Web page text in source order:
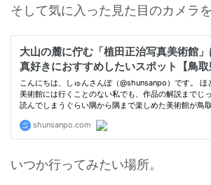
そして気に入った見た目のカメラ
いつか行ってみたい場所。